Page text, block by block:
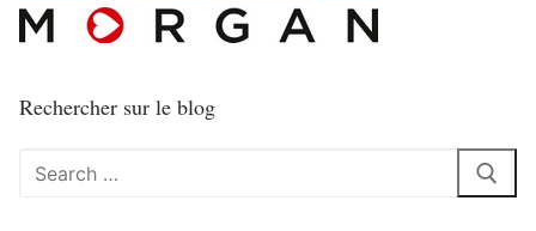
Rechercher sur le blog
Rechercher